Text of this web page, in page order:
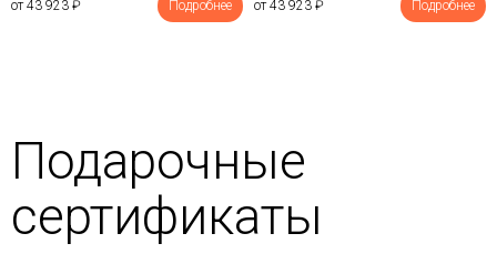
от 43 923 ₽ Подробнее от 43 923 ₽ Подробнее
Подарочные
сертификаты